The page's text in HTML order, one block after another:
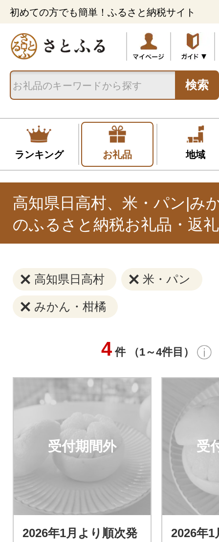
初めての方でも簡単！ふるさと納税サイト
検索
ランキング お礼品 地域
高知県日高村、米・パン|み
のふるさと納税お礼品・返
高知県日高村 米・パン
みかん・柑橘
4 件 （1～4件目）
受付期間外
2026年1月より順次発
受
2026年1